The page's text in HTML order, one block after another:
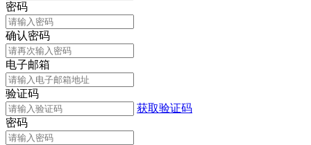
密码
确认密码
电子邮箱
验证码
获取验证码
密码